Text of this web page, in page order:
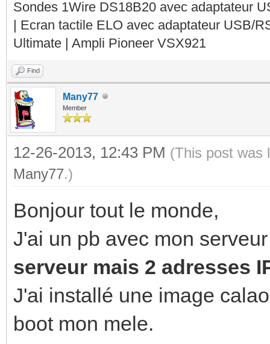
Sondes 1Wire DS18B20 avec adaptateur
| Ecran tactile ELO avec adaptateur USB/
Ultimate | Ampli Pioneer VSX921
Find
Many77
Member
12-26-2013, 12:43 PM (This post was
Many77.)
Bonjour tout le monde,
J'ai un pb avec mon
serveur mais 2 adresses
J'ai installé une image
boot mon mele.